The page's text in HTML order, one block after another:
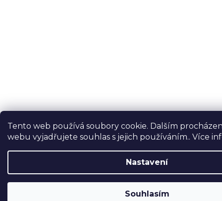
Tento web používá soubory cookie. Dalším
webu vyjadřujete souhlas s jejich používáním.. Více
Nastavení
Souhlasím